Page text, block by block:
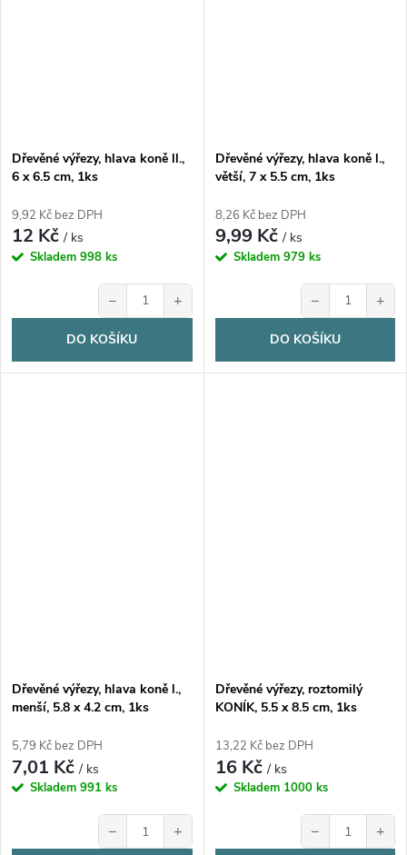
Dřevěné výřezy, hlava koně ll.,
6 x 6.5 cm, 1ks
9,92 Kč bez DPH
12 Kč/ ks
Skladem 998 ks
− +
DO KOŠÍKU
Dřevěné výřezy, hlava koně l.,
větší, 7 x 5.5 cm, 1ks
8,26 Kč bez DPH
9,99 Kč/ ks
Skladem 979 ks
− +
DO KOŠÍKU
Dřevěné výřezy, hlava koně l.,
menší, 5.8 x 4.2 cm, 1ks
5,79 Kč bez DPH
7,01 Kč/ ks
Skladem 991 ks
− +
Dřevěné výřezy, roztomilý
KONÍK, 5.5 x 8.5 cm, 1ks
13,22 Kč bez DPH
16 Kč/ ks
Skladem 1000 ks
− +